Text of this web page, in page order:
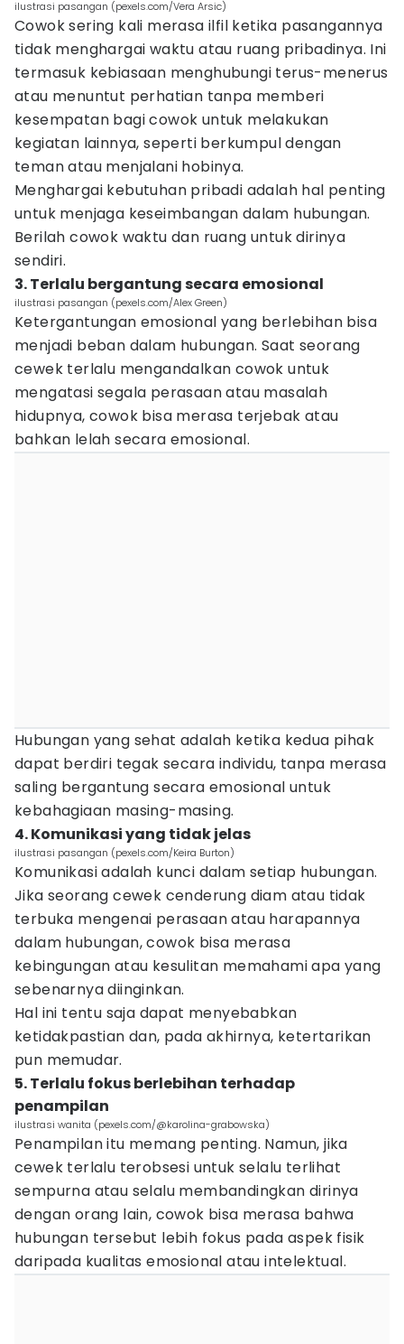
ilustrasi pasangan (pexels.com/Vera Arsic)
Cowok sering kali merasa ilfil ketika pasangannya
tidak menghargai waktu atau ruang pribadinya. Ini
termasuk kebiasaan menghubungi terus-menerus
atau menuntut perhatian tanpa memberi
kesempatan bagi cowok untuk melakukan
kegiatan lainnya, seperti berkumpul dengan
teman atau menjalani hobinya.
Menghargai kebutuhan pribadi adalah hal penting
untuk menjaga keseimbangan dalam hubungan.
Berilah cowok waktu dan ruang untuk dirinya
sendiri.
3. Terlalu bergantung secara emosional
ilustrasi pasangan (pexels.com/Alex Green)
Ketergantungan emosional yang berlebihan bisa
menjadi beban dalam hubungan. Saat seorang
cewek terlalu mengandalkan cowok untuk
mengatasi segala perasaan atau masalah
hidupnya, cowok bisa merasa terjebak atau
bahkan lelah secara emosional.
Hubungan yang sehat adalah ketika kedua pihak
dapat berdiri tegak secara individu, tanpa merasa
saling bergantung secara emosional untuk
kebahagiaan masing-masing.
4. Komunikasi yang tidak jelas
ilustrasi pasangan (pexels.com/Keira Burton)
Komunikasi adalah kunci dalam setiap hubungan.
Jika seorang cewek cenderung diam atau tidak
terbuka mengenai perasaan atau harapannya
dalam hubungan, cowok bisa merasa
kebingungan atau kesulitan memahami apa yang
sebenarnya diinginkan.
Hal ini tentu saja dapat menyebabkan
ketidakpastian dan, pada akhirnya, ketertarikan
pun memudar.
5. Terlalu fokus berlebihan terhadap
penampilan
ilustrasi wanita (pexels.com/@karolina-grabowska)
Penampilan itu memang penting. Namun, jika
cewek terlalu terobsesi untuk selalu terlihat
sempurna atau selalu membandingkan dirinya
dengan orang lain, cowok bisa merasa bahwa
hubungan tersebut lebih fokus pada aspek fisik
daripada kualitas emosional atau intelektual.